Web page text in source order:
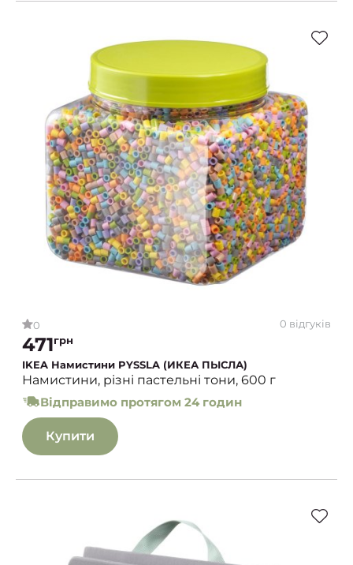
0 0 відгуків
471грн
IKEA Намистини PYSSLA (ИКЕА ПЫСЛА)
Намистини, різні пастельні тони, 600 г
Відправимо протягом 24 годин
Купити